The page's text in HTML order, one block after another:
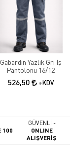
Gabardin Yazlık Gri İş
Pantolonu 16/12
526,50 +KDV
100
GÜVENLİ -
ONLINE
ALIŞVERİŞ